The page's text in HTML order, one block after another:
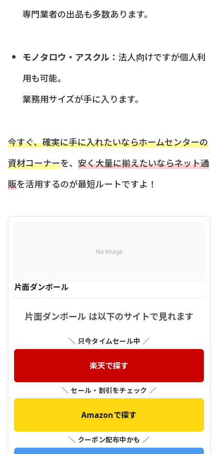
専門業者の出品も多数あります。
モノタロウ・アスクル： 法人向けですが個人利
用も可能。
業務用サイズが手に入ります。
今すぐ、確実に手に入れたいならホームセンターの
資材コーナーを、 安く大量に揃えたいならネット通
販を活用するのが最短ルートですよ！
No Image
片面ダンボール
片面ダンボール は以下のサイトで見れます
＼ 只今タイムセール中 ／
楽天で探す
＼ セール・割引をチェック ／
Amazonで探す
＼ クーポン配布中かも ／